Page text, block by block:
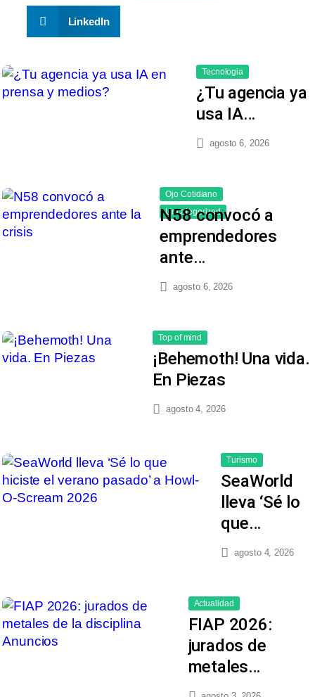
LinkedIn
Tecnologia
¿Tu agencia ya
usa IA…
agosto 6, 2026
Ojo Cotidiano
Uncategorized
N58 convocó a
emprendedores
ante…
agosto 6, 2026
Top of mind
¡Behemoth! Una vida.
En Piezas
agosto 4, 2026
Turismo
SeaWorld
lleva ‘Sé lo
que…
agosto 4, 2026
Actualidad
FIAP 2026:
jurados de
metales…